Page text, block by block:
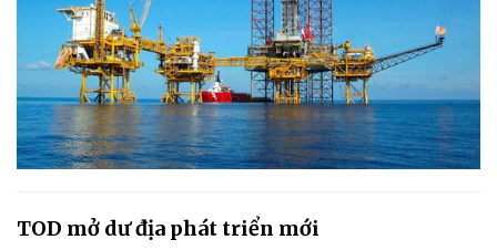
TOD mở dư địa phát triển mới